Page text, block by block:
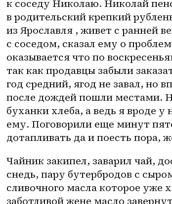
к соседу Николаю. Николай
в родительский крепкий
из Ярославля , живет с ранней
с соседом, сказал ему о
оказывается что по
так как продавцы забыли
год средний, ягод не завал, но
после дождей пошли местами.
буханки хлеба, а ведь я вроде у
ему. Поговорили еще минут
Чайник закипел, заварил чай,
снедь, пару бутербродов с
сливочного масла которое уже
заботливой жене масло